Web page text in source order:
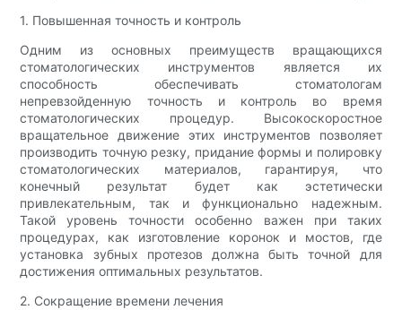
1. Повышенная точность и контроль
Одним из основных преимуществ вращающихся
стоматологических инструментов является их
способность обеспечивать стоматологам
непревзойденную точность и контроль во время
стоматологических процедур. Высокоскоростное
вращательное движение этих инструментов позволяет
производить точную резку, придание формы и полировку
стоматологических материалов, гарантируя, что
конечный результат будет как эстетически
привлекательным, так и функционально надежным.
Такой уровень точности особенно важен при таких
процедурах, как изготовление коронок и мостов, где
установка зубных протезов должна быть точной для
достижения оптимальных результатов.
2. Сокращение времени лечения